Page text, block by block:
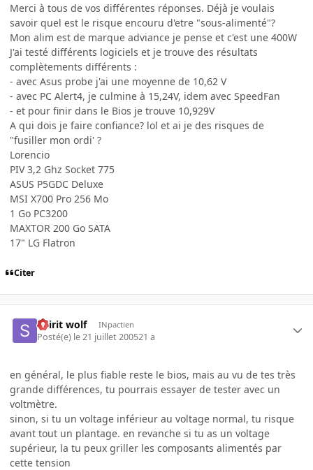
Merci à tous de vos différentes réponses. Déjà je voulais
savoir quel est le risque encouru d'etre "sous-alimenté"?
Mon alim est de marque adviance je pense et c'est une 400W
J'ai testé différents logiciels et je trouve des résultats
complètements différents :
- avec Asus probe j'ai une moyenne de 10,62 V
- avec PC Alert4, je culmine à 15,24V, idem avec SpeedFan
- et pour finir dans le Bios je trouve 10,929V
A qui dois je faire confiance? lol et ai je des risques de
"fusiller mon ordi' ?
Lorencio
PIV 3,2 Ghz Socket 775
ASUS P5GDC Deluxe
MSI X700 Pro 256 Mo
1 Go PC3200
MAXTOR 200 Go SATA
17" LG Flatron
Citer
Spirit wolf INpactien
Posté(e) le 21 juillet 200521 a
en général, le plus fiable reste le bios, mais au vu de tes très
grande différences, tu pourrais essayer de tester avec un
voltmètre.
sinon, si tu un voltage inférieur au voltage normal, tu risque
avant tout un plantage. en revanche si tu as un voltage
supérieur, la tu peux griller les composants alimentés par
cette tension